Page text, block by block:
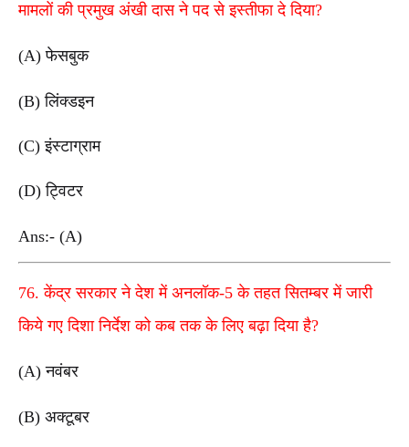
मामलों की प्रमुख अंखी दास ने पद से इस्तीफा दे दिया?
(A) फेसबुक
(B) लिंक्डइन
(C) इंस्टाग्राम
(D) ट्विटर
Ans:- (A)
76. केंद्र सरकार ने देश में अनलॉक-5 के तहत सितम्बर में जारी
किये गए दिशा निर्देश को कब तक के लिए बढ़ा दिया है?
(A) नवंबर
(B) अक्टूबर